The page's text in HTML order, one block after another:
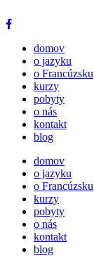
domov
o jazyku
o Francúzsku
kurzy
pobyty
o nás
kontakt
blog
domov
o jazyku
o Francúzsku
kurzy
pobyty
o nás
kontakt
blog